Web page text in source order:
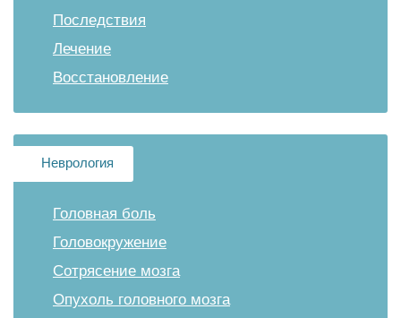
Последствия
Лечение
Восстановление
Неврология
Головная боль
Головокружение
Сотрясение мозга
Опухоль головного мозга